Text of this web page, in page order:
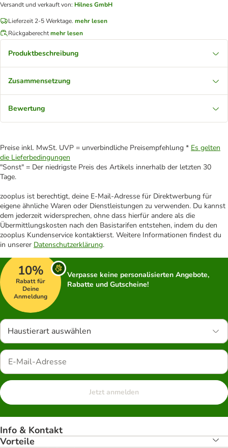
Versandt und verkauft von: Hilnes GmbH
Lieferzeit 2-5 Werktage. mehr lesen
Rückgaberechtmehr lesen
Produktbeschreibung
Zusammensetzung
Bewertung
Preise inkl. MwSt. UVP = unverbindliche Preisempfehlung * Es gelten
die Lieferbedingungen
"Sonst" = Der niedrigste Preis des Artikels innerhalb der letzten 30
Tage.
zooplus ist berechtigt, deine E-Mail-Adresse für Direktwerbung für
eigene ähnliche Waren oder Dienstleistungen zu verwenden. Du kannst
dem jederzeit widersprechen, ohne dass hierfür andere als die
Übermittlungskosten nach den Basistarifen entstehen, indem du den
zooplus Kundenservice kontaktierst. Weitere Informationen findest du
in unserer Datenschutzerklärung.
10%
Rabatt für
Deine
Anmeldung
Verpasse keine personalisierten Angebote,
Rabatte und Gutscheine!
Haustierart auswählen
Jetzt anmelden
Info & Kontakt
Vorteile